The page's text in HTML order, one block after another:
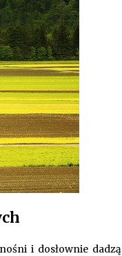
i dosłownie dadzą